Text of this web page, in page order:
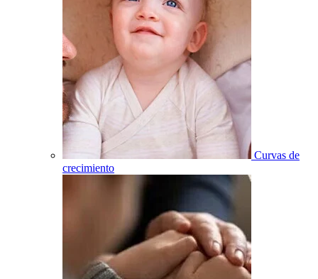
Curvas de
crecimiento